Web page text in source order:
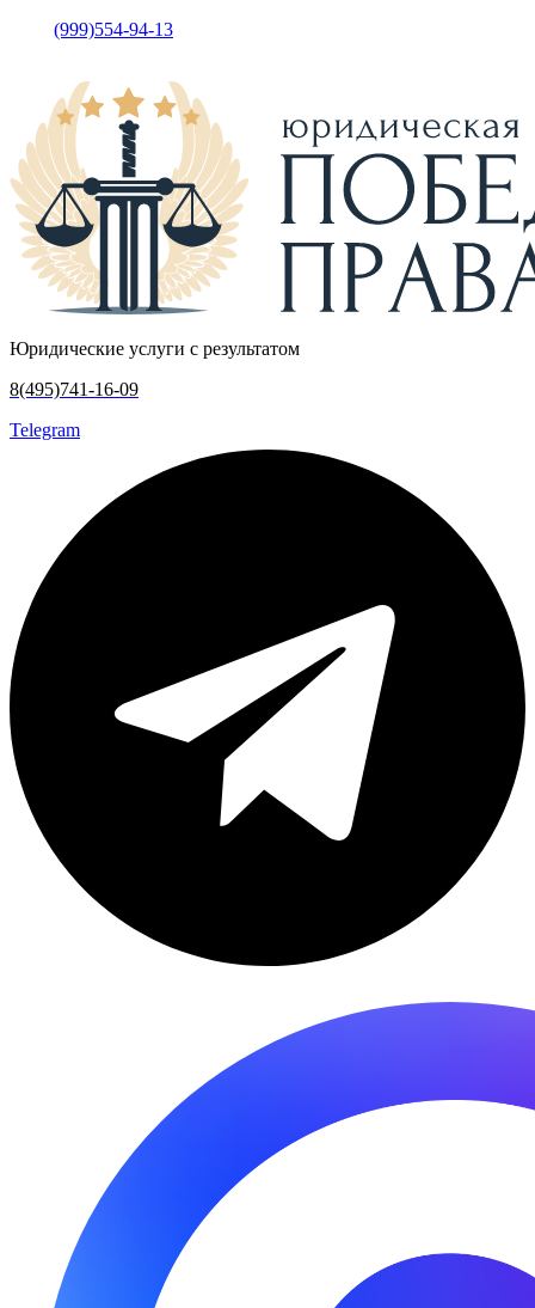
(999)554-94-13
Юридические услуги с результатом
8(495)741-16-09
Telegram